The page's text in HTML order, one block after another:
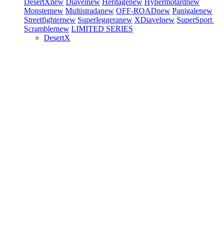
DesertXnew Diavelnew Heritagenew Hypermotardnew
Monsternew Multistradanew OFF-ROADnew Panigalenew
Streetfighternew Superleggeranew XDiavelnew SuperSport
Scramblernew LIMITED SERIES
DesertX